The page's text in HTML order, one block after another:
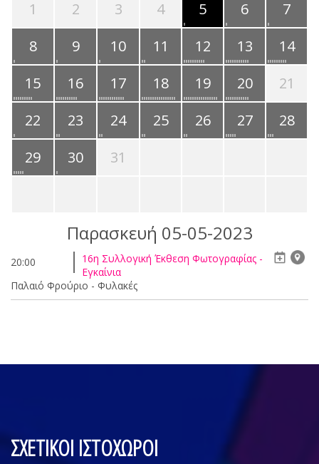
1 2 3 4 5 6
7
8
9 10 11 12 13
14
15
16 17 18 19 20
21
22
23 24 25 26 27
28
29
30 31
Παρασκευή 05-05-2023
20:00
16η Συλλογική Έκθεση Φωτογραφίας -
Εγκαίνια
Παλαιό Φρούριο - Φυλακές
ΣΧΕΤΙΚΟΙ ΙΣΤΟΧΩΡΟΙ